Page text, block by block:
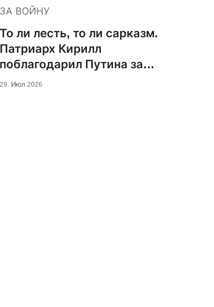
ЗА ВОЙНУ
То ли лесть, то ли сарказм.
Патриарх Кирилл
поблагодарил Путина за
защиту суверенитета и
29. Июл 2026